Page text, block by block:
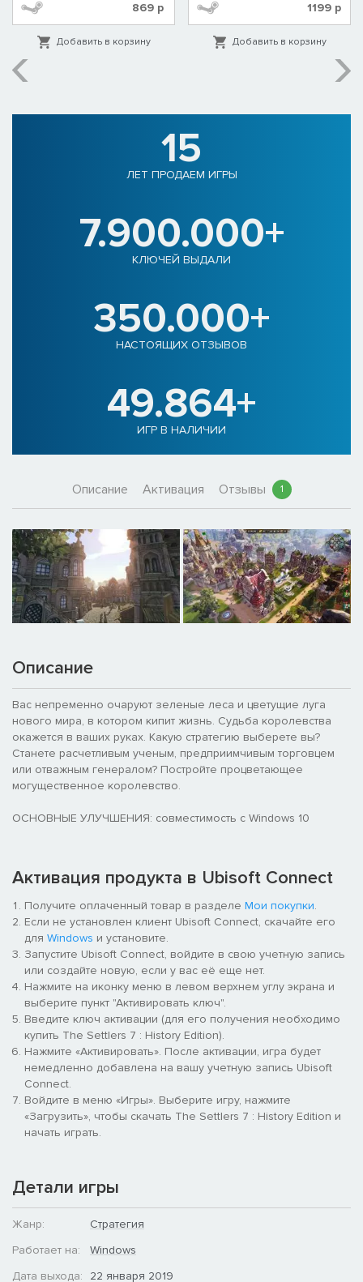
869 р
Добавить в корзину
1199р
Добавить в корзину
15
ЛЕТ ПРОДАЕМ ИГРЫ
7.900.000+
КЛЮЧЕЙ ВЫДАЛИ
350.000+
НАСТОЯЩИХ ОТЗЫВОВ
49.864+
ИГР В НАЛИЧИИ
Описание Активация Отзывы 1
Описание
Вас непременно очаруют зеленые леса и цветущие луга
нового мира, в котором кипит жизнь. Судьба королевства
окажется в ваших руках. Какую стратегию выберете вы?
Станете расчетливым ученым, предприимчивым торговцем
или отважным генералом? Постройте процветающее
могущественное королевство.
ОСНОВНЫЕ УЛУЧШЕНИЯ: совместимость с Windows 10
Активация продукта в Ubisoft Connect
Получите оплаченный товар в разделе Мои покупки.
Если не установлен клиент Ubisoft Connect, скачайте его
для Windows и установите.
Запустите Ubisoft Connect, войдите в свою учетную запись
или создайте новую, если у вас её еще нет.
Нажмите на иконку меню в левом верхнем углу экрана и
выберите пункт "Активировать ключ".
Введите ключ активации (для его получения необходимо
купить The Settlers 7 : History Edition).
Нажмите «Активировать». После активации, игра будет
немедленно добавлена на вашу учетную запись Ubisoft
Connect.
Войдите в меню «Игры». Выберите игру, нажмите
«Загрузить», чтобы скачать The Settlers 7 : History Edition и
начать играть.
Детали игры
Жанр:
Стратегия
Работает на:
Windows
Дата выхода:
22 января 2019